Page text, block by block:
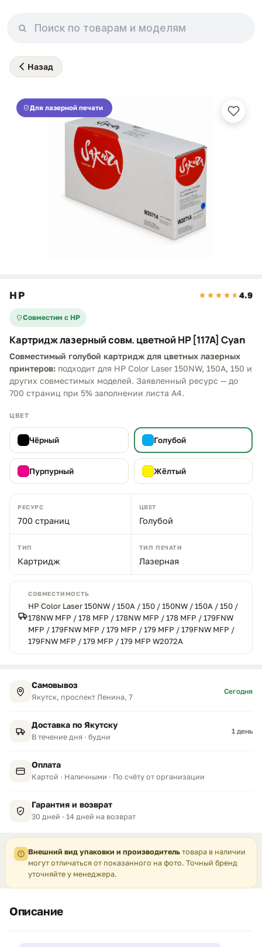
Назад
Для лазерной печати
HP 4.9
Совместим с HP
Картридж лазерный совм. цветной HP [117A] Cyan
Совместимый голубой картридж для цветных лазерных
принтеров: подходит для HP Color Laser 150NW, 150A, 150 и
других совместимых моделей. Заявленный ресурс — до
700 страниц при 5% заполнении листа A4.
ЦВЕТ
Чёрный Голубой
Пурпурный Жёлтый
РЕСУРС
700 страниц
ЦВЕТ
Голубой
ТИП
Картридж
ТИП ПЕЧАТИ
Лазерная
СОВМЕСТИМОСТЬ
HP Color Laser 150NW / 150A / 150 / 150NW / 150A / 150 /
178NW MFP / 178 MFP / 178NW MFP / 178 MFP / 179FNW
MFP / 179FNW MFP / 179 MFP / 179 MFP / 179FNW MFP /
179FNW MFP / 179 MFP / 179 MFP W2072A
Самовывоз
Якутск, проспект Ленина, 7
Сегодня
Доставка по Якутску
В течение дня · будни
1 день
Оплата
Картой · Наличными · По счёту от организации
Гарантия и возврат
30 дней · 14 дней на возврат
Внешний вид упаковки и производитель товара в наличии
могут отличаться от показанного на фото. Точный бренд
уточняйте у менеджера.
Описание